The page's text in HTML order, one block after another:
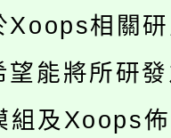
參加。
程序及
培育課程
學年度第
甄選結果(
險知識
Xoops相關
望能將所研
組及Xoops